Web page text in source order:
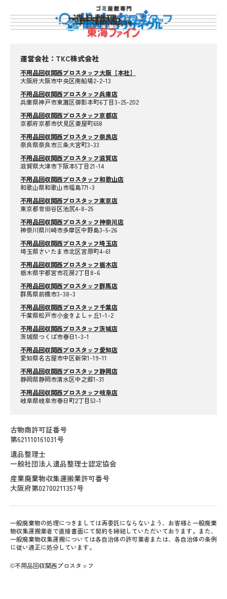
運営会社：TKC株式会社
不用品回収関西プロスタッフ大阪【本社】
大阪府大阪市中央区南船場2-2-13
不用品回収関西プロスタッフ兵庫店
兵庫県神戸市東灘区御影本町6丁目3-25-202
不用品回収関西プロスタッフ京都店
京都府京都市伏見区菱屋町658
不用品回収関西プロスタッフ奈良店
奈良県奈良市三条大宮町3-33
不用品回収関西プロスタッフ滋賀店
滋賀県大津市下阪本5丁目21-14
不用品回収関西プロスタッフ和歌山店
和歌山県和歌山市福島771-3
不用品回収関西プロスタッフ東京店
東京都世田谷区池尻4-8-25
不用品回収関西プロスタッフ神奈川店
神奈川県川崎市多摩区中野島3-5-26
不用品回収関西プロスタッフ埼玉店
埼玉県さいたま市北区宮原町4-61
不用品回収関西プロスタッフ栃木店
栃木県宇都宮市花房2丁目8-6
不用品回収関西プロスタッフ群馬店
群馬県前橋市3-38-3
不用品回収関西プロスタッフ千葉店
千葉県松戸市小金きよしヶ丘1-1-2
不用品回収関西プロスタッフ茨城店
茨城県つくば市春日1-3-1
不用品回収関西プロスタッフ愛知店
愛知県名古屋市中区新栄1-19-11
不用品回収関西プロスタッフ静岡店
静岡県静岡市清水区中之郷1-31
不用品回収関西プロスタッフ岐阜店
岐阜県岐阜市春日町2丁目53-1
古物商許可証番号
第621110161031号
遺品整理士
一般社団法人遺品整理士認定協会
産業廃棄物収集運搬業許可番号
大阪府第02700211357号
一般廃棄物の処理につきましては再委託にならないよう、お客様と一般廃棄
物収集運搬業者で直接書面にて契約を締結していただいております。また、
一般廃棄物収集運搬については各自治体の許可業者または、各自治体の条例
に従い適正に処分しています。
©不用品回収関西プロスタッフ